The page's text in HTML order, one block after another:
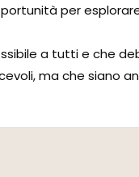
per
a tutti e che
ma che siano